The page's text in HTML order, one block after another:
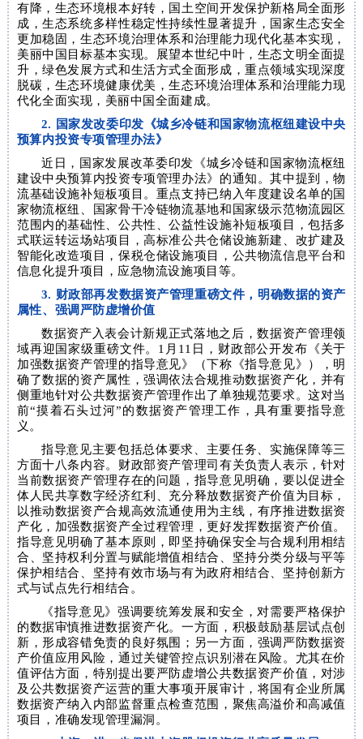
有降，生态环境根本好转，国土空间开发保护新格局全面形
成，生态系统多样性稳定性持续性显著提升，国家生态安全
更加稳固，生态环境治理体系和治理能力现代化基本实现，
美丽中国目标基本实现。展望本世纪中叶，生态文明全面提
升，绿色发展方式和生活方式全面形成，重点领域实现深度
脱碳，生态环境健康优美，生态环境治理体系和治理能力现
代化全面实现，美丽中国全面建成。
2. 国家发改委印发《城乡冷链和国家物流枢纽建设中央
预算内投资专项管理办法》
近日，国家发展改革委印发《城乡冷链和国家物流枢纽
建设中央预算内投资专项管理办法》的通知。其中提到，物
流基础设施补短板项目。重点支持已纳入年度建设名单的国
家物流枢纽、国家骨干冷链物流基地和国家级示范物流园区
范围内的基础性、公共性、公益性设施补短板项目，包括多
式联运转运场站项目，高标准公共仓储设施新建、改扩建及
智能化改造项目，保税仓储设施项目，公共物流信息平台和
信息化提升项目，应急物流设施项目等。
3. 财政部再发数据资产管理重磅文件，明确数据的资产
属性、强调严防虚增价值
数据资产入表会计新规正式落地之后，数据资产管理领
域再迎国家级重磅文件。1月11日，财政部公开发布《关于
加强数据资产管理的指导意见》（下称《指导意见》），明
确了数据的资产属性，强调依法合规推动数据资产化，并有
侧重地针对公共数据资产管理作出了单独规范要求。这对当
前“摸着石头过河”的数据资产管理工作，具有重要指导意
义。
指导意见主要包括总体要求、主要任务、实施保障等三
方面十八条内容。财政部资产管理司有关负责人表示，针对
当前数据资产管理存在的问题，指导意见明确，要以促进全
体人民共享数字经济红利、充分释放数据资产价值为目标，
以推动数据资产合规高效流通使用为主线，有序推进数据资
产化，加强数据资产全过程管理，更好发挥数据资产价值。
指导意见明确了基本原则，即坚持确保安全与合规利用相结
合、坚持权利分置与赋能增值相结合、坚持分类分级与平等
保护相结合、坚持有效市场与有为政府相结合、坚持创新方
式与试点先行相结合。
《指导意见》强调要统筹发展和安全，对需要严格保护
的数据审慎推进数据资产化。一方面，积极鼓励基层试点创
新，形成容错免责的良好氛围；另一方面，强调严防数据资
产价值应用风险，通过关键管控点识别潜在风险。尤其在价
值评估方面，特别提出要严防虚增公共数据资产价值，对涉
及公共数据资产运营的重大事项开展审计，将国有企业所属
数据资产纳入内部监督重点检查范围，聚焦高溢价和高减值
项目，准确发现管理漏洞。